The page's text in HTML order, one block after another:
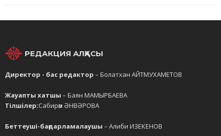
РЕДАКЦИЯ АЛҚАСЫ
Директор - бас редактор – Болатхан АЙТМУХАМЕТОВ
Жауапты хатшы – Баян МАМЫРБАЕВА
Тілшілер:Сабирәм ӘНВӘРОВА
Беттеуші-бағдарламалаушы – Алиби ИЗЕКЕНОВ